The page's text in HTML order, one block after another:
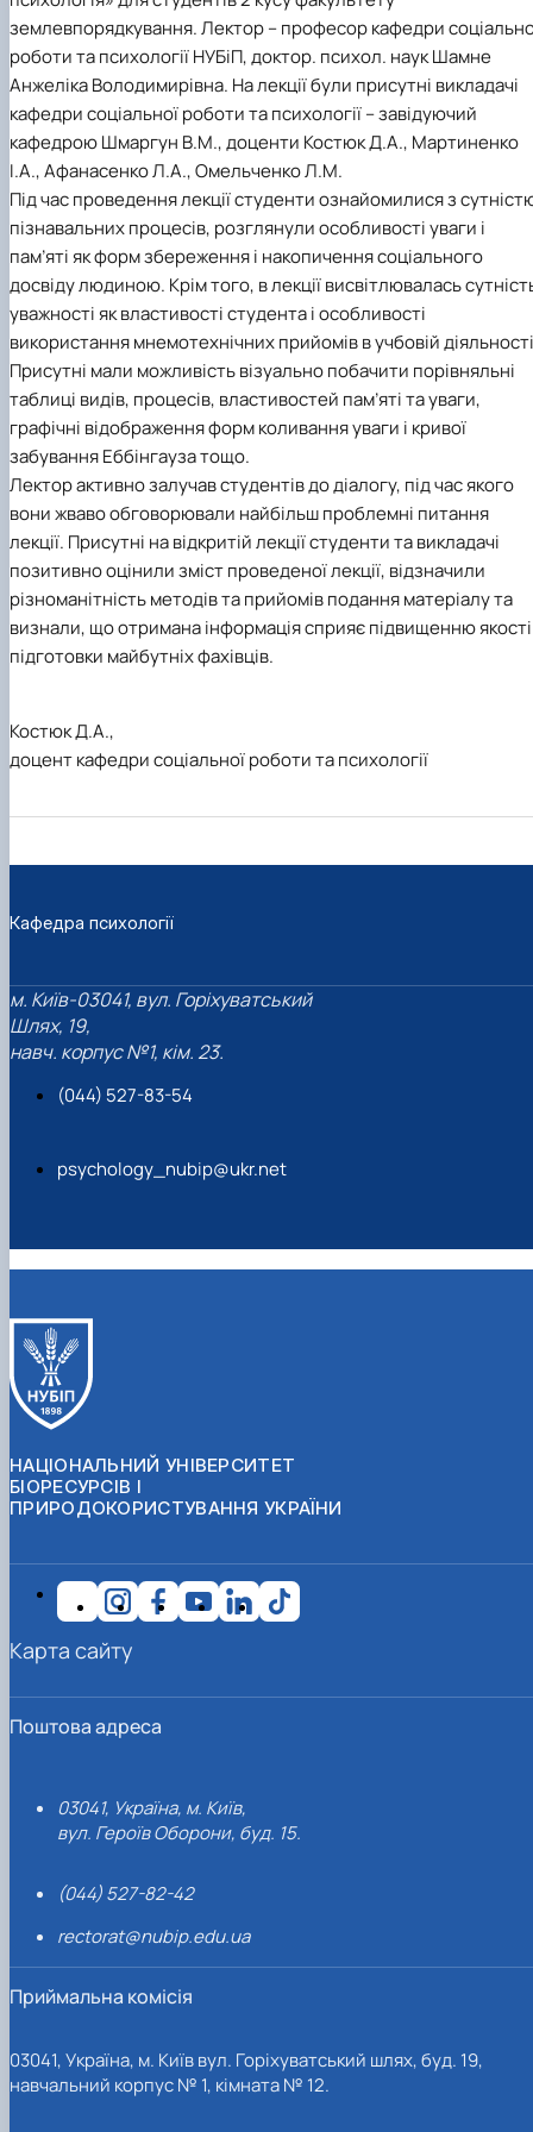
землевпорядкування. Лектор – професор кафедри
роботи та психології НУБіП, доктор. психол. наук Шамне
Анжеліка Володимирівна. На лекції були присутні викладачі
кафедри соціальної роботи та психології – завідуючий
кафедрою Шмаргун В.М., доценти Костюк Д.А., Мартиненко
І.А., Афанасенко Л.А., Омельченко Л.М.
Під час проведення лекції студенти ознайомилися з
пізнавальних процесів, розглянули особливості уваги і
пам’яті як форм збереження і накопичення соціального
досвіду людиною. Крім того, в лекції висвітлювалась
уважності як властивості студента і особливості
використання мнемотехнічних прийомів в учбовій
Присутні мали можливість візуально побачити порівняльні
таблиці видів, процесів, властивостей пам’яті та уваги,
графічні відображення форм коливання уваги і кривої
забування Еббінгауза тощо.
Лектор активно залучав студентів до діалогу, під час якого
вони жваво обговорювали найбільш проблемні питання
лекції. Присутні на відкритій лекції студенти та викладачі
позитивно оцінили зміст проведеної лекції, відзначили
різноманітність методів та прийомів подання матеріалу та
визнали, що отримана інформація сприяє підвищенню якості
підготовки майбутніх фахівців.
Костюк Д.А.,
доцент кафедри соціальної роботи та психології
Кафедра психології
м. Київ-03041, вул. Горіхуватський
Шлях, 19,
навч. корпус №1, кім. 23.
(044) 527-83-54
psychology_nubip@ukr.net
НАЦІОНАЛЬНИЙ УНІВЕРСИТЕТ
БІОРЕСУРСІВ І
ПРИРОДОКОРИСТУВАННЯ УКРАЇНИ
Поштова адреса
03041, Україна, м. Київ,
вул. Героїв Оборони, буд. 15.
(044) 527-82-42
rectorat@nubip.edu.ua
Приймальна комісія
03041, Україна, м. Київ вул. Горіхуватський шлях, буд. 19,
навчальний корпус № 1, кімната № 12.
Карта сайту